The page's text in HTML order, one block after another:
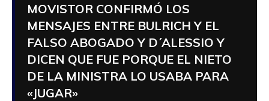
MOVISTOR CONFIRMÓ LOS
MENSAJES ENTRE BULRICH Y EL
FALSO ABOGADO Y D´ALESSIO Y
DICEN QUE FUE PORQUE EL NIETO
DE LA MINISTRA LO USABA PARA
«JUGAR»